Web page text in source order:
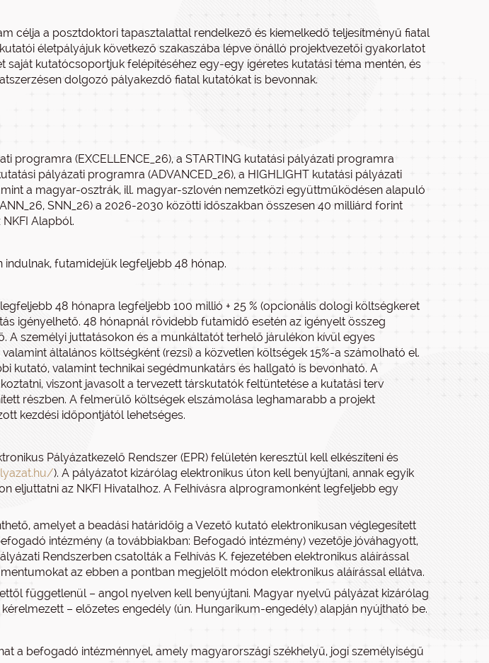
célja a posztdoktori tapasztalattal rendelkező és kiemelkedő teljesítményű fiatal
életpályájuk következő szakaszába lépve önálló projektvezetői gyakorlatot
saját kutatócsoportjuk felépítéséhez egy-egy ígéretes kutatási téma mentén, és
dolgozó pályakezdő fiatal kutatókat is bevonnak.
programra (EXCELLENCE_26), a STARTING kutatási pályázati programra
pályázati programra (ADVANCED_26), a HIGHLIGHT kutatási pályázati
a magyar-osztrák, ill. magyar-szlovén nemzetközi együttműködésen alapuló
SNN_26) a 2026-2030 közötti időszakban összesen 40 milliárd forint
Alapból.
indulnak, futamidejük legfeljebb 48 hónap.
48 hónapra legfeljebb 100 millió + 25 % (opcionális dologi költségkeret
igényelhető. 48 hónapnál rövidebb futamidő esetén az igényelt összeg
A személyi juttatásokon és a munkáltatót terhelő járulékon kívül egyes
általános költségként (rezsi) a közvetlen költségek 15%-a számolható el.
kutató, valamint technikai segédmunkatárs és hallgató is bevonható. A
viszont javasolt a tervezett társkutatók feltüntetése a kutatási terv
részben. A felmerülő költségek elszámolása leghamarabb a projekt
kezdési időpontjától lehetséges.
Pályázatkezelő Rendszer (EPR) felületén keresztül kell elkészíteni és
). A pályázatot kizárólag elektronikus úton kell benyújtani, annak egyik
eljuttatni az NKFI Hivatalhoz. A Felhívásra alprogramonként legfeljebb egy
amelyet a beadási határidőig a Vezető kutató elektronikusan véglegesített
intézmény (a továbbiakban: Befogadó intézmény) vezetője jóváhagyott,
Rendszerben csatolták a Felhívás K. fejezetében elektronikus aláírással
az ebben a pontban megjelölt módon elektronikus aláírással ellátva.
függetlenül – angol nyelven kell benyújtani. Magyar nyelvű pályázat kizárólag
– előzetes engedély (ún. Hungarikum-engedély) alapján nyújtható be.
a befogadó intézménnyel, amely magyarországi székhelyű, jogi személyiségű